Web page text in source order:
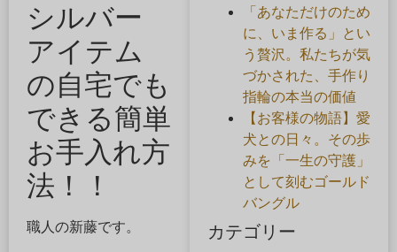
シルバー
アイテム
の自宅でも
できる簡単
お手入れ方
法！！
職人の新藤です。
「あなただけのため
に、いま作る」とい
う贅沢。私たちが気
づかされた、手作り
指輪の本当の価値
【お客様の物語】愛
犬との日々。その歩
みを「一生の守護」
として刻むゴールド
バングル
カテゴリー